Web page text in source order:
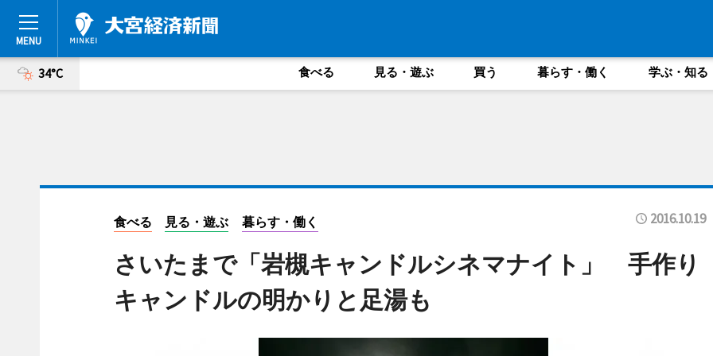
34°C 食べる 見る・遊ぶ 買う 暮らす・働く 学ぶ・知る
食べる 見る・遊ぶ 暮らす・働く 2016.10.19
さいたまで「岩槻キャンドルシネマナイト」 手作り
キャンドルの明かりと足湯も